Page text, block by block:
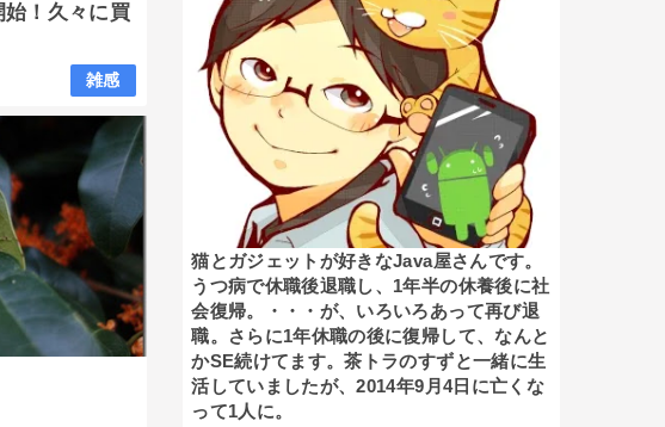
！久々に買
雑感
猫とガジェットが好きなJava屋さんです。
うつ病で休職後退職し、1年半の休養後に社
会復帰。・・・が、いろいろあって再び退
職。さらに1年休職の後に復帰して、なんと
かSE続けてます。茶トラのすずと一緒に生
活していましたが、2014年9月4日に亡くな
って1人に。